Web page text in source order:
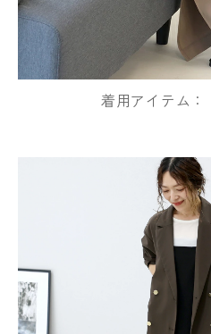
着用アイテム：